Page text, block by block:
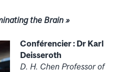
the Brain »
Conférencier : Dr Karl
Deisseroth
D. H. Chen Professor of